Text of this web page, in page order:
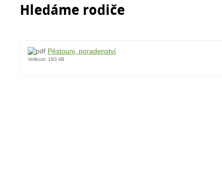
Hledáme rodiče
Pěstouni, poradenství
Velikost: 183 kB